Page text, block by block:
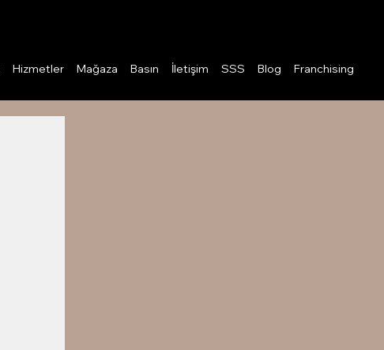
Hizmetler Mağaza Basın İletişim SSS Blog Franchising